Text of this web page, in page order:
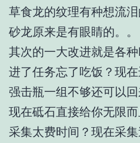
草食龙的纹理有种想流
砂龙原来是有眼睛的。。
其次的一大改进就是各
进了任务忘了吃饭？现
强击瓶一组不够还可以
现在砥石直接给你无限而
采集太费时间？现在采